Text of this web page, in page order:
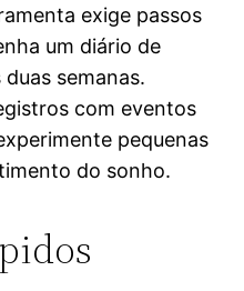
exige passos
um diário de
semanas.
com eventos
pequenas
do sonho.